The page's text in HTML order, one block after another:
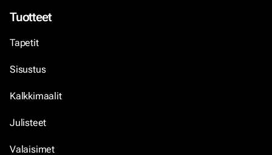
Tuotteet
Tapetit
Sisustus
Kalkkimaalit
Julisteet
Valaisimet